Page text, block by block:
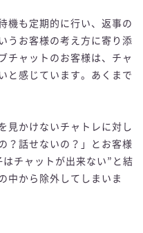
機も定期的に行い、返事の
うお客様の考え方に寄り添
チャットのお客様は、チャ
と感じています。あくまで
見かけないチャトレに対し
？話せないの？」とお客様
チャットが出来ない”と結
中から除外してしまいま